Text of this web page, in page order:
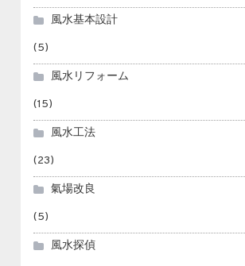
風水基本設計
(5)
風水リフォーム
(15)
風水工法
(23)
氣場改良
(5)
風水探偵